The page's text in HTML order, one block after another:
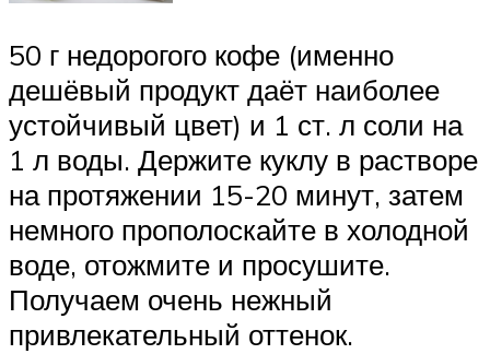
50 г недорогого кофе (именно
дешёвый продукт даёт наиболее
устойчивый цвет) и 1 ст. л соли на
1 л воды. Держите куклу в растворе
на протяжении 15-20 минут, затем
немного прополоскайте в холодной
воде, отожмите и просушите.
Получаем очень нежный
привлекательный оттенок.